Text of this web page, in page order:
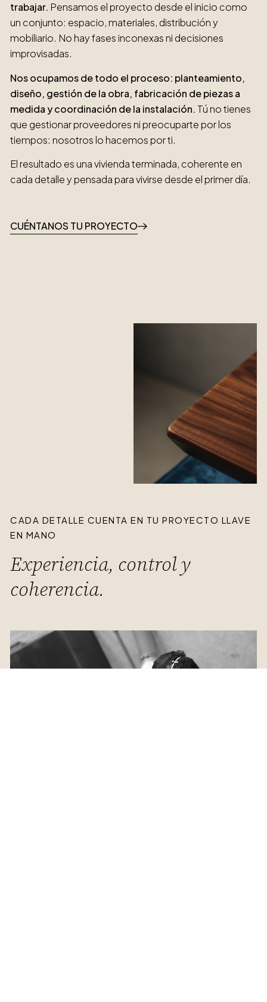
trabajar. Pensamos el proyecto desde el inicio como
un conjunto: espacio, materiales, distribución y
mobiliario. No hay fases inconexas ni decisiones
improvisadas.
Nos ocupamos de todo el proceso: planteamiento,
diseño, gestión de la obra, fabricación de piezas a
medida y coordinación de la instalación. Tú no tienes
que gestionar proveedores ni preocuparte por los
tiempos: nosotros lo hacemos por ti.
El resultado es una vivienda terminada, coherente en
cada detalle y pensada para vivirse desde el primer día.
CUÉNTANOS TU PROYECTO
CADA DETALLE CUENTA EN TU PROYECTO LLAVE
EN MANO
Experiencia, control y
coherencia.